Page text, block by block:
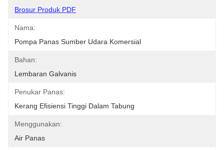
Brosur Produk PDF
Nama:
Pompa Panas Sumber Udara Komersial
Bahan:
Lembaran Galvanis
Penukar Panas:
Kerang Efisiensi Tinggi Dalam Tabung
Menggunakan:
Air Panas